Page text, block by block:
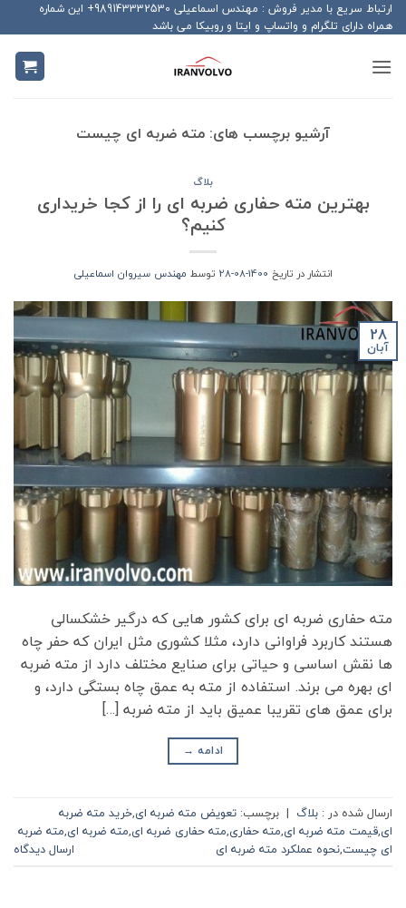
Skip
to
content
ارتباط سریع با مدیر فروش : مهندس اسماعیلی 989143332530+ این شماره
همراه دارای تلگرام و واتساپ و ایتا و روبیکا می باشد
آرشیو برچسب های: مته ضربه ای چیست
بلاگ
بهترین مته حفاری ضربه ای را از کجا خریداری
کنیم؟
انتشار در تاریخ 1400-08-28 توسط مهندس سیروان اسماعیلی
28
آبان
مته حفاری ضربه ای برای کشور هایی که درگیر خشکسالی
هستند کاربرد فراوانی دارد، مثلا کشوری مثل ایران که حفر چاه
ها نقش اساسی و حیاتی برای صنایع مختلف دارد از مته ضربه
ای بهره می برند. استفاده از مته به عمق چاه بستگی دارد، و
برای عمق های تقریبا عمیق باید از مته ضربه […]
ادامه →
ارسال شده در : بلاگ | برچسب: تعویض مته ضربه ای,خرید مته ضربه
ای,قیمت مته ضربه ای,مته حفاری,مته حفاری ضربه ای,مته ضربه ای,مته ضربه
ای چیست,نحوه عملکرد مته ضربه ای ارسال دیدگاه